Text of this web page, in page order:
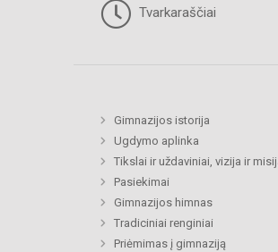
Tvarkaraščiai
Gimnazijos istorija
Ugdymo aplinka
Tikslai ir uždaviniai, vizija ir
Pasiekimai
Gimnazijos himnas
Tradiciniai renginiai
Priėmimas į gimnaziją